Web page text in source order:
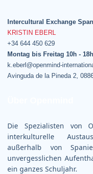
Intercultural Exchange
KRISTIN EBERL
+34 644 450 629
Montag bis Freitag 10h - 18h
k.eberl@openmind-
Avinguda de la Pineda 2,
Die Spezialisten von
interkulturelle
außerhalb von
unvergesslichen
ein ganzes Schuljahr.